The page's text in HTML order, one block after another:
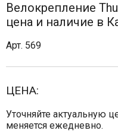
Велокрепление
цена и наличие в
Арт. 569
ЦЕНА:
Уточняйте актуальную
меняется ежедневно.